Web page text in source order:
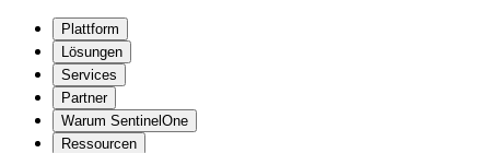
Plattform
Lösungen
Services
Partner
Warum SentinelOne
Ressourcen